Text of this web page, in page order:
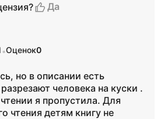
Да
•Оценок0
но в описании есть
человека на куски .
я пропустила. Для
чтения детям книгу не